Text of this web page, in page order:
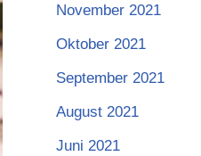
November 2021
Oktober 2021
September 2021
August 2021
Juni 2021